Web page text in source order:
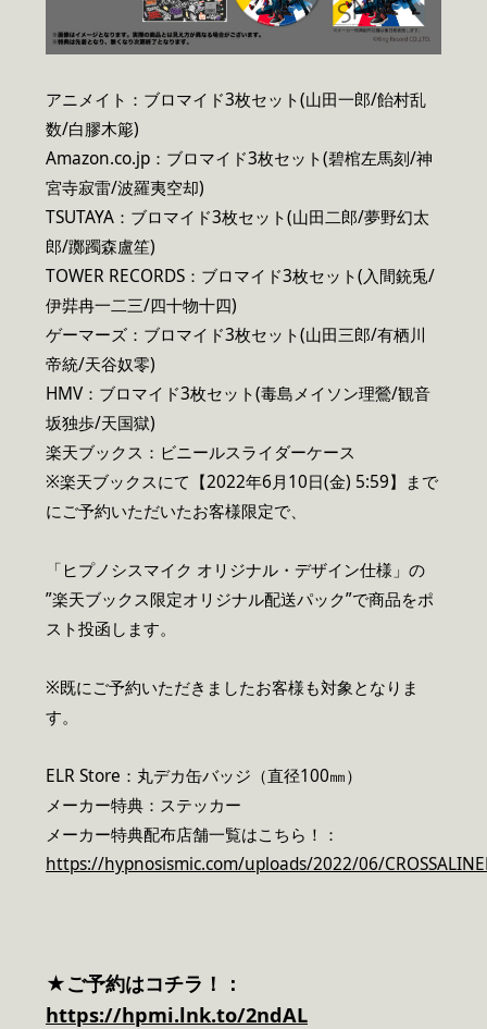
アニメイト：ブロマイド3枚セット(山田一郎/飴村乱
数/白膠木簓)
Amazon.co.jp：ブロマイド3枚セット(碧棺左馬刻/神
宮寺寂雷/波羅夷空却)
TSUTAYA：ブロマイド3枚セット(山田二郎/夢野幻太
郎/躑躅森盧笙)
TOWER RECORDS：ブロマイド3枚セット(入間銃兎/
伊弉冉一二三/四十物十四)
ゲーマーズ：ブロマイド3枚セット(山田三郎/有栖川
帝統/天谷奴零)
HMV：ブロマイド3枚セット(毒島メイソン理鶯/観音
坂独歩/天国獄)
楽天ブックス：ビニールスライダーケース
※楽天ブックスにて【2022年6月10日(金) 5:59】まで
にご予約いただいたお客様限定で、
「ヒプノシスマイク オリジナル・デザイン仕様」の
”楽天ブックス限定オリジナル配送パック”で商品をポ
スト投函します。
※既にご予約いただきましたお客様も対象となりま
す。
ELR Store：丸デカ缶バッジ（直径100㎜）
メーカー特典：ステッカー
メーカー特典配布店舗一覧はこちら！：
https://hypnosismic.com/uploads/2022/06/
★ご予約はコチラ！：
https://hpmi.lnk.to/2ndAL